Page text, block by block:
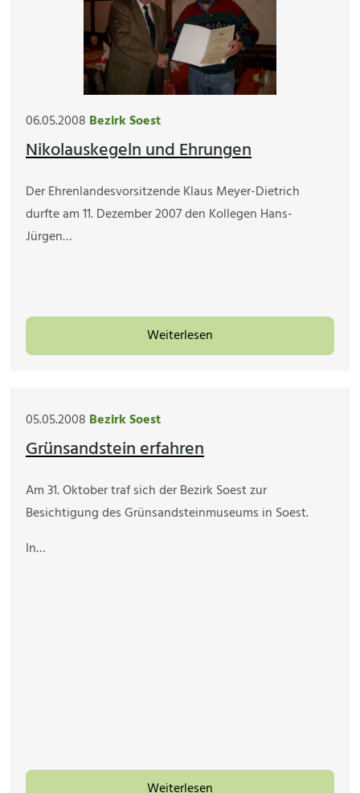
06.05.2008 Bezirk Soest
Nikolauskegeln und Ehrungen
Der Ehrenlandesvorsitzende Klaus Meyer-Dietrich
durfte am 11. Dezember 2007 den Kollegen Hans-
Jürgen…
Weiterlesen
05.05.2008 Bezirk Soest
Grünsandstein erfahren
Am 31. Oktober traf sich der Bezirk Soest zur
Besichtigung des Grünsandsteinmuseums in Soest.
In…